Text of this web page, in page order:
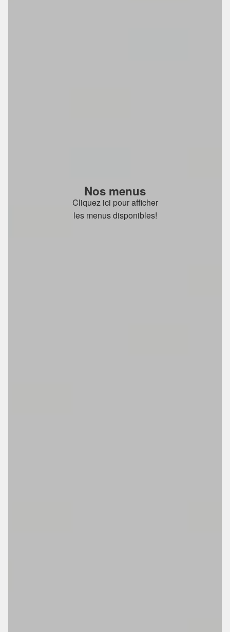
Nos menus
Cliquez ici pour afficher
les menus disponibles!